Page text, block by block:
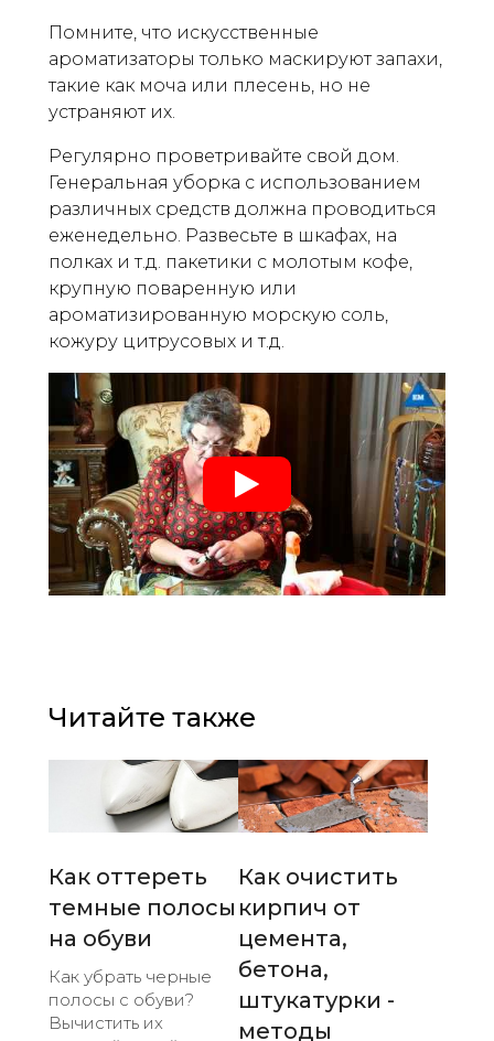
Помните, что искусственные
ароматизаторы только маскируют запахи,
такие как моча или плесень, но не
устраняют их.
Регулярно проветривайте свой дом.
Генеральная уборка с использованием
различных средств должна проводиться
еженедельно. Развесьте в шкафах, на
полках и т.д. пакетики с молотым кофе,
крупную поваренную или
ароматизированную морскую соль,
кожуру цитрусовых и т.д.
Читайте также
Как оттереть
темные полосы
на обуви
Как убрать черные
полосы с обуви?
Вычистить их
Как очистить
кирпич от
цемента,
бетона,
штукатурки -
методы